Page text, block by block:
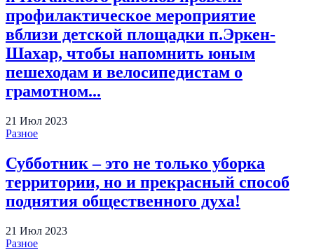
профилактическое мероприятие
вблизи детской площадки п.Эркен-
Шахар, чтобы напомнить юным
пешеходам и велосипедистам о
грамотном...
21 Июл 2023
Разное
Субботник – это не только уборка
территории, но и прекрасный способ
поднятия общественного духа!
21 Июл 2023
Разное